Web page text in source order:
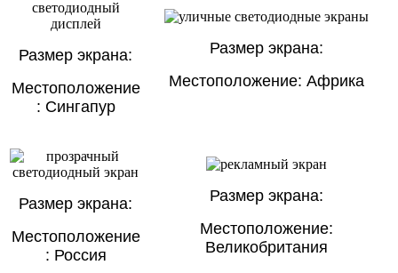
Размер экрана:
Местоположение
: Сингапур
Размер экрана:
Местоположение: Африка
Размер экрана:
Местоположение
: Россия
Размер экрана:
Местоположение:
Великобритания